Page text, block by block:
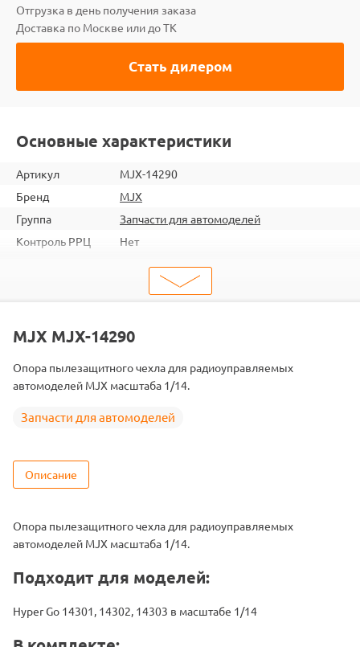
Отгрузка в день получения заказа
Доставка по Москве или до ТК
Стать дилером
Основные характеристики
Артикул
MJX-14290
Бренд
MJX
Группа
Запчасти для автомоделей
Контроль РРЦ
Нет
2000000271705
Запчасти для автомоделей
Подходит
MJX-14301 / MJX-14302 / MJX-14303
MJX MJX-14290
Опора пылезащитного чехла для радиоуправляемых
автомоделей MJX масштаба 1/14.
Запчасти для автомоделей
Описание
Опора пылезащитного чехла для радиоуправляемых
автомоделей MJX масштаба 1/14.
Подходит для моделей:
Hyper Go 14301, 14302, 14303 в масштабе 1/14